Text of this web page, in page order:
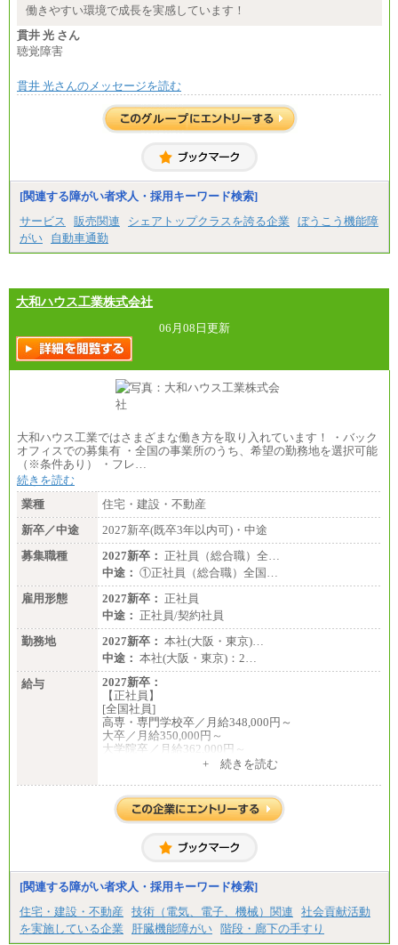
※詳細はJTBキャリアサイトよりご確認ください。
総合職 月給220,000～230,000円＋地域間調整給
整給
※詳細はJTBキャリアサイトよりご確認ください。
■(株)JTBコミュニケーションデザイン
総合職 月給230,000円
みなし残業手当：20,000円（一律支給）※みなし
残業手当の残業時間は10.43時間。
間に応じて、時間外手当等を支給。
エリアサポート職 月給188,000円
■（株）JTBグローバルマーケティング＆トラベル
訪日事業職 月給202,000～227,000円＋地域間調整
給
※詳細はJTBキャリアサイトよりご確認ください。
■(株)JTBビジネストランスフォーム
総合職 月給205,000～225,000円＋地域間調整給
エリア総合職 月給185,000円＋地域間調整給
■(株)JTBデータサービス ※2027年新卒募集終了
総合職 月給186,000～194,000円＋地域手当
■I&Jデジタルイノベーション(株)
総合職 月給224,500～242,600円＋地域手当
※詳細はJTBキャリアサイトよりご確認ください。
＜有期社員コース＞
■(株)JTBビジネストランスフォーム
有期契約職 月給185,000～195,000円
※詳細はJTBキャリアサイトよりご確認ください。
■(株)JTBパブリッシング ※2027年新卒募集終了
総合職 月給241,000円
中途：
①月給227,000円以上
②月給212,000円以上
③月給172,500円以上
④月給23万円～37万円
⑤月給20万円～25万円
⑥月給33万円～48万円
⑦月給271,000円以上
⑧～⑮月給200,000円〜月給400,000円
⑯月給185,000円以上
⑰月給237,000円以上
⑱月給212,000円以上
⑲東京：月給202,000 円以上 、京都：月給193,000 円
以上
㉑月給185,000 円以上
㉓月給224,500円以上
※全コース共通※ 能力・経験・勤務地などにより
※試用期間中も給与に変更はございません。
働きやすい環境で成長を実感しています！
貫井 光 さん
聴覚障害
貫井 光さんのメッセージを読む
[関連する障がい者求人・採用キーワード検索]
サービス
販売関連 シェアトップクラスを誇る企業
ぼうこう機能障
がい
自動車通勤
大和ハウス工業株式会社
06月08日更新
大和ハウス工業ではさまざまな働き方を取り入れています！ ・バック
オフィスでの募集有 ・全国の事業所のうち、希望の勤務地を選択可能
（※条件あり） ・フレ…
続きを読む
業種
住宅・建設・不動産
新卒／中途
2027新卒(既卒3年以内可)・中途
募集職種
2027新卒： 正社員（総合職）全…
中途： ①正社員（総合職）全国…
雇用形態
2027新卒： 正社員
中途： 正社員/契約社員
勤務地
2027新卒： 本社(大阪・東京)…
中途： 本社(大阪・東京)：2…
給与
2027新卒：
【正社員】
[全国社員]
高専・専門学校卒／月給348,000円～
大卒／月給350,000円～
大学院卒／月給362,000円～
[地域社員]月給295,000円～
【正社員】
[全国社員]月給348,000円～
[地域社員]月給295,000円～
【契約社員】月給200,000円～
+ 続きを読む
[関連する障がい者求人・採用キーワード検索]
住宅・建設・不動産
技術（電気、電子、機械）関連
社会貢献活動
を実施している企業
肝臓機能障がい 階段・廊下の手すり